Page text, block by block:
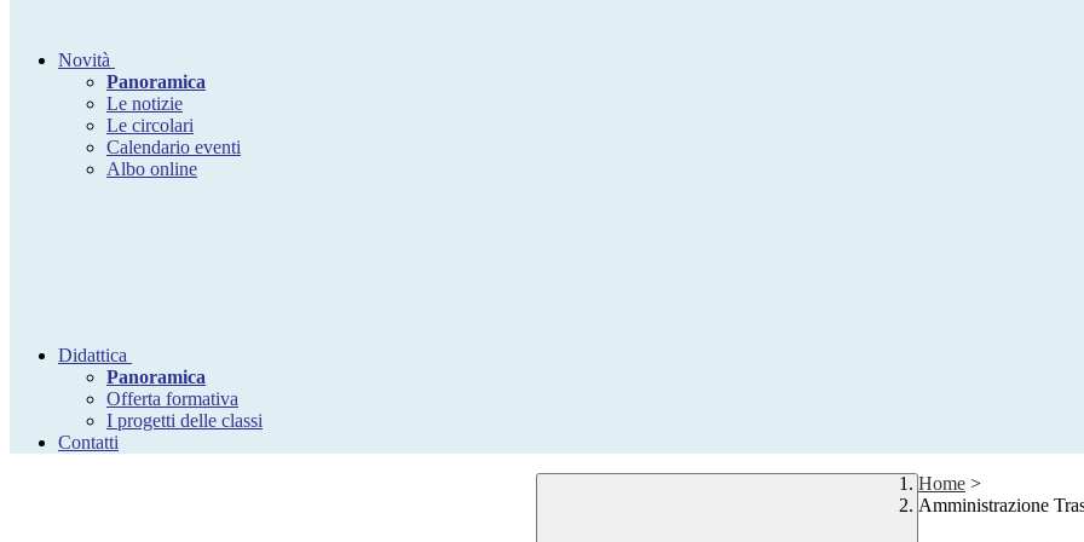
Novità
Panoramica
Le notizie
Le circolari
Calendario eventi
Albo online
Didattica
Panoramica
Offerta formativa
I progetti delle classi
Contatti
Home >
Amministrazione